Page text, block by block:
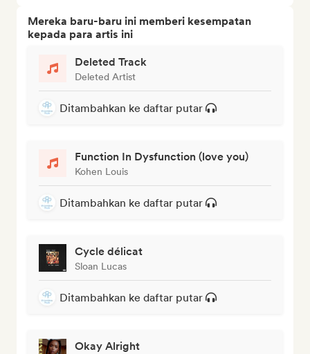
Mereka baru-baru ini memberi kesempatan
kepada para artis ini
Deleted Track
Deleted Artist
Ditambahkan ke daftar putar
Function In Dysfunction (love you)
Kohen Louis
Ditambahkan ke daftar putar
Cycle délicat
Sloan Lucas
Ditambahkan ke daftar putar
Okay Alright